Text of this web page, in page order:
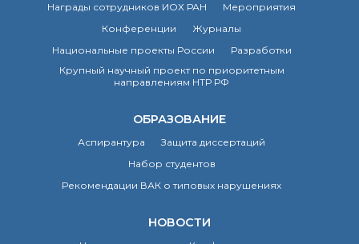
Награды сотрудников ИОХ РАН
Мероприятия
Конференции
Журналы
Национальные проекты России
Разработки
Крупный научный проект по приоритетным
направлениям НТР РФ
ОБРАЗОВАНИЕ
Аспирантура
Защита диссертаций
Набор студентов
Рекомендации ВАК о типовых нарушениях
НОВОСТИ